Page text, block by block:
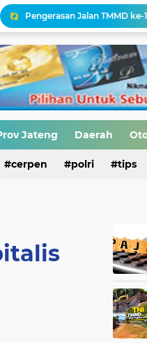
Antara HAM dan Hukum
Palestina Terbelah, Umat
Narasi Pajak Bukan Solusi
HIV di Kalangan Pelajar,
Erik Abdullah: "Sejak Awal
Jateng Daerah
cerpen polri tips